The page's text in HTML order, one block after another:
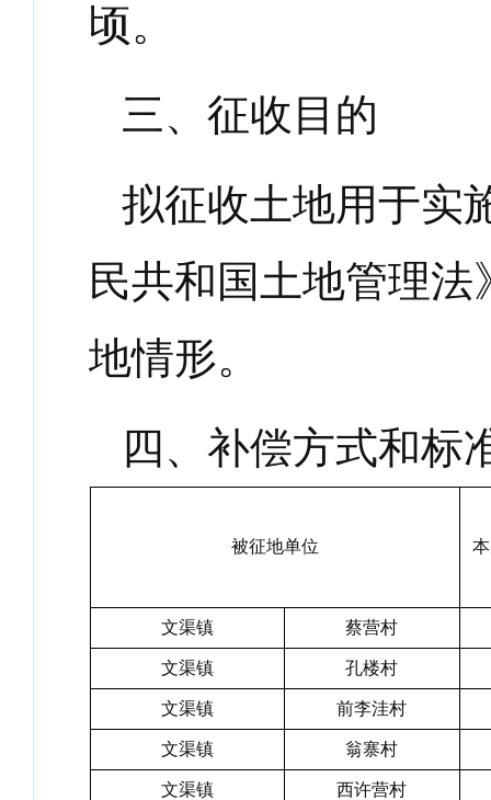
顷。
三、征收目的
拟征收土地用于实
民共和国土地管理
地情形。
四、补偿方式和标
被征地单位
文渠镇 蔡营村
文渠镇 孔楼村
文渠镇 前李洼村
文渠镇 翁寨村
文渠镇 西许营村